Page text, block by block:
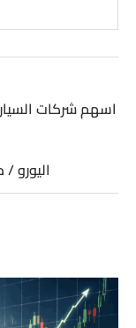
اسهم شركات
اليورو